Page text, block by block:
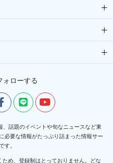
ォローする
、話題のイベントや旬なニュースなど東
必要な情報がたっぷり詰まった情報サー
す。
め、登録制はとっておりません。どな